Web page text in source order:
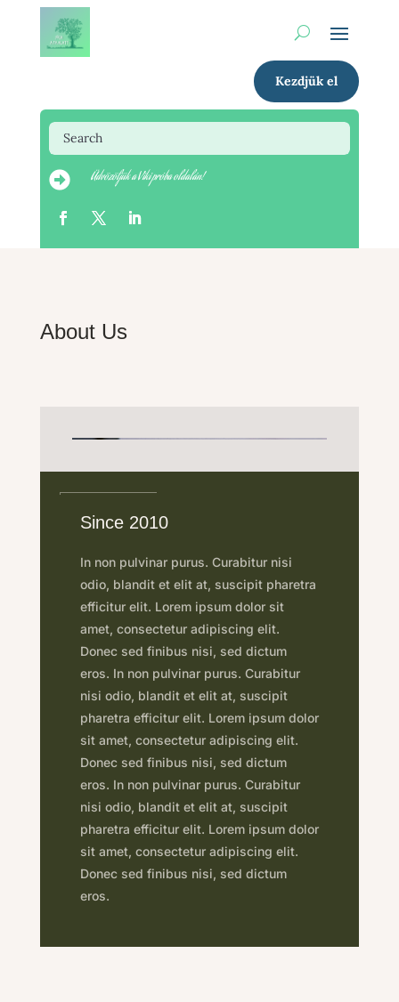
Kezdjük el
 Üdvözöljük a Viki próba oldalán!
About Us
Since 2010
In non pulvinar purus. Curabitur nisi
odio, blandit et elit at, suscipit pharetra
efficitur elit. Lorem ipsum dolor sit
amet, consectetur adipiscing elit.
Donec sed finibus nisi, sed dictum
eros. In non pulvinar purus. Curabitur
nisi odio, blandit et elit at, suscipit
pharetra efficitur elit. Lorem ipsum dolor
sit amet, consectetur adipiscing elit.
Donec sed finibus nisi, sed dictum
eros. In non pulvinar purus. Curabitur
nisi odio, blandit et elit at, suscipit
pharetra efficitur elit. Lorem ipsum dolor
sit amet, consectetur adipiscing elit.
Donec sed finibus nisi, sed dictum
eros.